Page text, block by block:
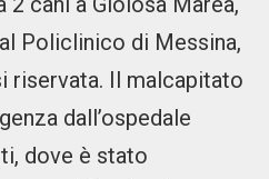
Policlinico di Messina,
riservata. Il malcapitato
dall’ospedale
dove è stato